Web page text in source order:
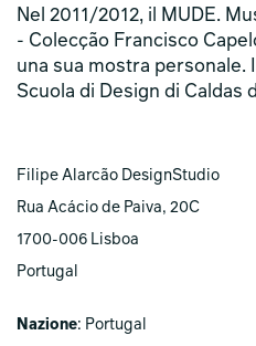
Nel 2011/2012, il MUDE.
- Colecção Francisco
una sua mostra personale.
Scuola di Design di Caldas
Filipe Alarcão DesignStudio
Rua Acácio de Paiva, 20C
1700-006 Lisboa
Portugal
Nazione: Portugal